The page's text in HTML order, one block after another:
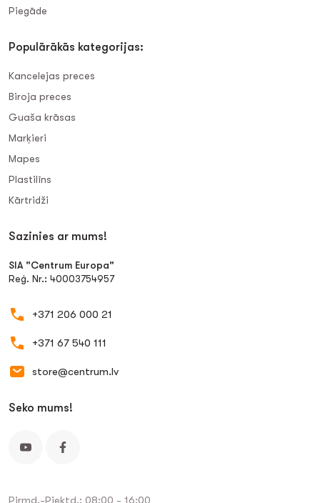
Piegāde
Populārākās kategorijas:
Kancelejas preces
Biroja preces
Guaša krāsas
Marķieri
Mapes
Plastilīns
Kārtridži
Sazinies ar mums!
SIA "Centrum Europa"
Reģ. Nr.: 40003754957
+371 206 000 21
+371 67 540 111
store@centrum.lv
Seko mums!
Pirmd.-Piektd.: 08:00 - 16:00